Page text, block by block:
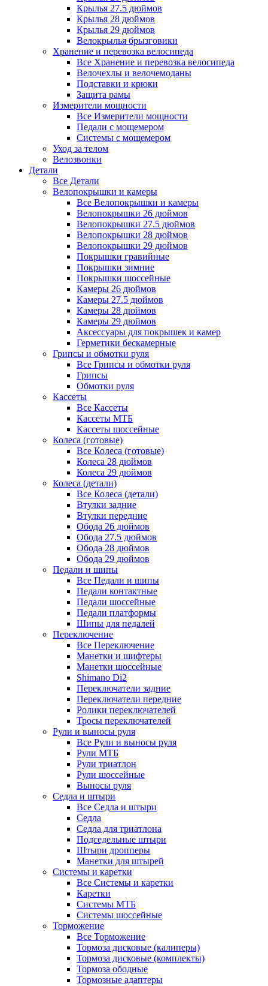
Крылья 27.5 дюймов
Крылья 28 дюймов
Крылья 29 дюймов
Велокрылья брызговики
Хранение и перевозка велосипеда
Все Хранение и перевозка велосипеда
Велочехлы и велочемоданы
Подставки и крюки
Защита рамы
Измерители мощности
Все Измерители мощности
Педали с мощемером
Системы с мощемером
Уход за телом
Велозвонки
Детали
Все Детали
Велопокрышки и камеры
Все Велопокрышки и камеры
Велопокрышки 26 дюймов
Велопокрышки 27.5 дюймов
Велопокрышки 28 дюймов
Велопокрышки 29 дюймов
Покрышки гравийные
Покрышки зимние
Покрышки шоссейные
Камеры 26 дюймов
Камеры 27.5 дюймов
Камеры 28 дюймов
Камеры 29 дюймов
Аксессуары для покрышек и камер
Герметики бескамерные
Грипсы и обмотки руля
Все Грипсы и обмотки руля
Грипсы
Обмотки руля
Кассеты
Все Кассеты
Кассеты МТБ
Кассеты шоссейные
Колеса (готовые)
Все Колеса (готовые)
Колеса 28 дюймов
Колеса 29 дюймов
Колеса (детали)
Все Колеса (детали)
Втулки задние
Втулки передние
Обода 26 дюймов
Обода 27.5 дюймов
Обода 28 дюймов
Обода 29 дюймов
Педали и шипы
Все Педали и шипы
Педали контактные
Педали шоссейные
Педали платформы
Шипы для педалей
Переключение
Все Переключение
Манетки и шифтеры
Манетки шоссейные
Shimano Di2
Переключатели задние
Переключатели передние
Ролики переключателей
Тросы переключателей
Рули и выносы руля
Все Рули и выносы руля
Рули МТБ
Рули триатлон
Рули шоссейные
Выносы руля
Седла и штыри
Все Седла и штыри
Седла
Седла для триатлона
Подседельные штыри
Штыри дропперы
Манетки для штырей
Системы и каретки
Все Системы и каретки
Каретки
Системы МТБ
Системы шоссейные
Торможение
Все Торможение
Тормоза дисковые (калиперы)
Тормоза дисковые (комплекты)
Тормоза ободные
Тормозные адаптеры